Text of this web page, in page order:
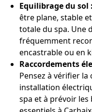
Equilibrage du sol :
être plane, stable
totale du spa. Une
fréquemment
encastrable ou en
Raccordements
Pensez à vérifier
installation
spa et à prévoir